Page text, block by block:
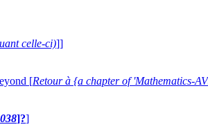
celle-ci)]]
[Retour à {a chapter of 'Mathematics-
]?]